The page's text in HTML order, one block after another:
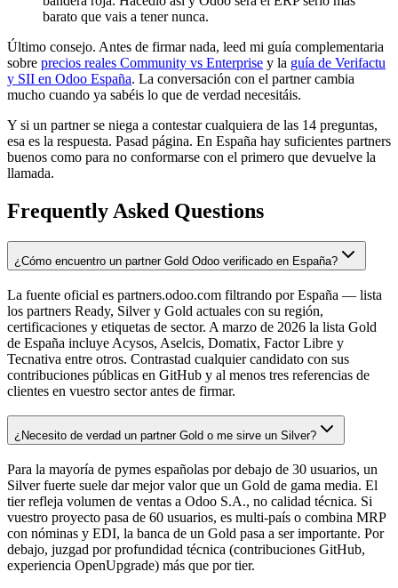
barato que vais a tener nunca.
Último consejo. Antes de firmar nada, leed mi guía complementaria
sobre precios reales Community vs Enterprise y la guía de Verifactu
y SII en Odoo España. La conversación con el partner cambia
mucho cuando ya sabéis lo que de verdad necesitáis.
Y si un partner se niega a contestar cualquiera de las 14 preguntas,
esa es la respuesta. Pasad página. En España hay suficientes partners
buenos como para no conformarse con el primero que devuelve la
llamada.
Frequently Asked Questions
¿Cómo encuentro un partner Gold Odoo verificado en España?
La fuente oficial es partners.odoo.com filtrando por España — lista
los partners Ready, Silver y Gold actuales con su región,
certificaciones y etiquetas de sector. A marzo de 2026 la lista Gold
de España incluye Acysos, Aselcis, Domatix, Factor Libre y
Tecnativa entre otros. Contrastad cualquier candidato con sus
contribuciones públicas en GitHub y al menos tres referencias de
clientes en vuestro sector antes de firmar.
¿Necesito de verdad un partner Gold o me sirve un Silver?
Para la mayoría de pymes españolas por debajo de 30 usuarios, un
Silver fuerte suele dar mejor valor que un Gold de gama media. El
tier refleja volumen de ventas a Odoo S.A., no calidad técnica. Si
vuestro proyecto pasa de 60 usuarios, es multi-país o combina MRP
con nóminas y EDI, la banca de un Gold pasa a ser importante. Por
debajo, juzgad por profundidad técnica (contribuciones GitHub,
experiencia OpenUpgrade) más que por tier.